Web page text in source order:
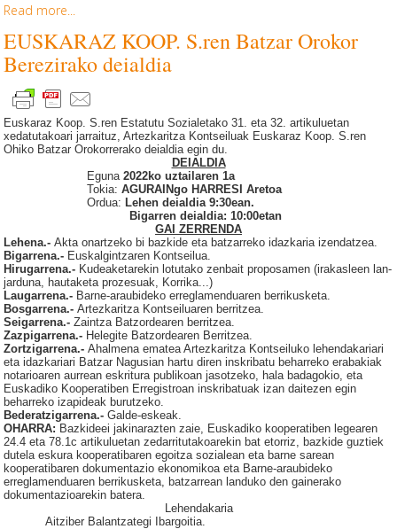
Read more...
EUSKARAZ KOOP. S.ren Batzar Orokor
Berezirako deialdia
Euskaraz Koop. S.ren Estatutu Sozialetako 31. eta 32. artikuluetan
xedatutakoari jarraituz, Artezkaritza Kontseiluak Euskaraz Koop. S.ren
Ohiko Batzar Orokorrerako deialdia egin du.
DEIALDIA
Eguna2022kouztailaren 1a
Tokia:AGURAINgo HARRESI Aretoa
Ordua:Lehen deialdia 9:30ean.
Bigarren deialdia: 10:00etan
GAI ZERRENDA
Lehena.- Akta onartzeko bi bazkide eta batzarreko idazkaria izendatzea.
Bigarrena.- Euskalgintzaren Kontseilua.
Hirugarrena.- Kudeaketarekin lotutako zenbait proposamen (irakasleen lan-
jarduna, hautaketa prozesuak, Korrika ...)
Laugarrena.- Barne-araubideko erreglamenduaren berrikusketa.
Bosgarrena.- Artezkaritza Kontseiluaren berritzea
Seigarrena.- Zaintza Batzordearen berritzea
Zazpigarrena.- Helegite Batzordearen Berritzea
Zortzigarrena.- Ahalmena ematea Artezkaritza Kontseiluko lehendakariari
eta idazkariari Batzar Nagusian hartu diren inskribatu beharreko erabakiak
notarioaren aurrean eskritura publikoan jasotzeko, hala badagokio, eta
Euskadiko Kooperatiben Erregistroan inskribatuak izan daitezen egin
beharreko izapideak burutzeko.
Bederatzigarrena.- Galde-eskeak.
OHARRA: Bazkideei jakinarazten zaie, Euskadiko kooperatiben legearen
24.4 eta 78.1c artikuluetan zedarritutakoarekin bat etorriz, bazkide guztiek
dutela eskura kooperatibaren egoitza sozialean eta barne sarean
kooperatibaren dokumentazio ekonomikoa eta Barne-araubideko
erreglamenduaren berrikusketa, batzarrean landuko den gainerako
dokumentazioarekin batera.
Lehendakaria
Aitziber Balantzategi Ibargoitia.